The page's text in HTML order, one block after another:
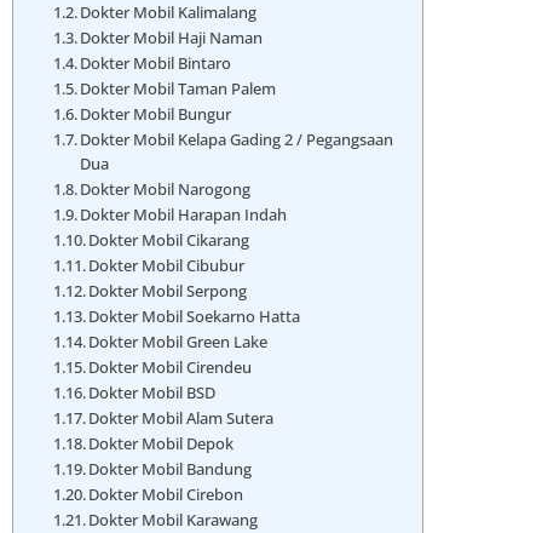
Dokter Mobil Kalimalang
Dokter Mobil Haji Naman
Dokter Mobil Bintaro
Dokter Mobil Taman Palem
Dokter Mobil Bungur
Dokter Mobil Kelapa Gading 2 / Pegangsaan
Dua
Dokter Mobil Narogong
Dokter Mobil Harapan Indah
Dokter Mobil Cikarang
Dokter Mobil Cibubur
Dokter Mobil Serpong
Dokter Mobil Soekarno Hatta
Dokter Mobil Green Lake
Dokter Mobil Cirendeu
Dokter Mobil BSD
Dokter Mobil Alam Sutera
Dokter Mobil Depok
Dokter Mobil Bandung
Dokter Mobil Cirebon
Dokter Mobil Karawang